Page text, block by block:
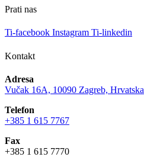
Prati nas
Ti-facebook Instagram Ti-linkedin
Kontakt
Adresa
Vučak 16A, 10090 Zagreb, Hrvatska
Telefon
+385 1 615 7767
Fax
+385 1 615 7770